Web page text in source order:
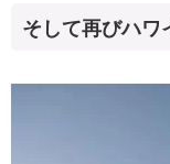
そして再びハワ